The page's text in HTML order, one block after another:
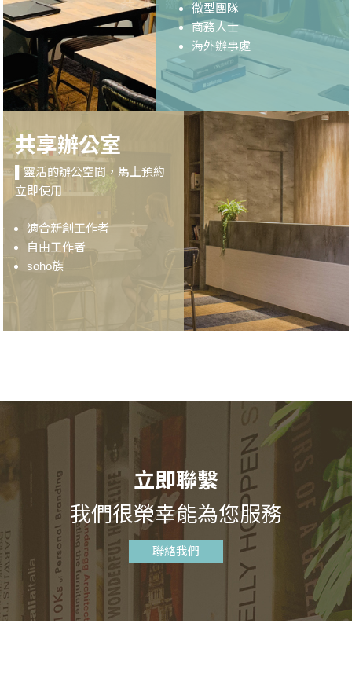
微型團隊
商務人士
海外辦事處
共享辦公室
▌靈活的辦公空間，馬上預約
立即使用
適合新創工作者
自由工作者
soho族
立即聯繫
我們很榮幸能為您服務
聯絡我們